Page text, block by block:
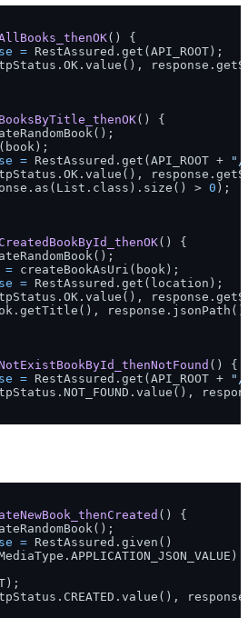
()
{
= RestAssured.get(API_ROOT);
()
{
= RestAssured.get(API_ROOT +
>
0 );
()
{
= createBookAsUri(book);
= RestAssured.get(location);
()
{
= RestAssured.get(API_ROOT +
"/
()
{
= RestAssured.given()